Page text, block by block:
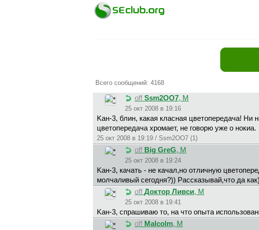
Всего сообщений: 4168
off Ssm2OO7, М
25 окт 2008 в 19:16
Kaн-3, блин, какая класная цветопередача!
цветопередача хромает, не говорю уже о нокиа.
25 окт 2008 в 19:19 / Ssm2OO7 (1)
off Big GreG, М
25 окт 2008 в 19:24
Kaн-3, качать - не качал,но отличную
молчаливый сегодня?)) Рассказывай,что да
off Доктор Ливси, М
25 окт 2008 в 19:41
Kaн-3, спрашиваю то, на что опыта
off Malcolm, М